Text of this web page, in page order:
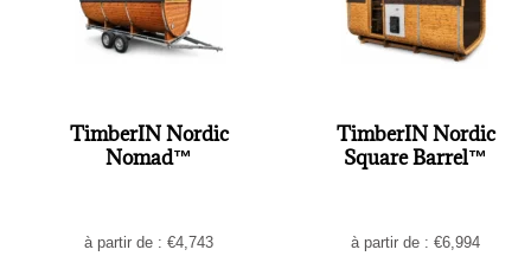
TimberIN Nordic
Nomad™
à partir de : €4,743
TimberIN Nordic
Square Barrel™
à partir de : €6,994